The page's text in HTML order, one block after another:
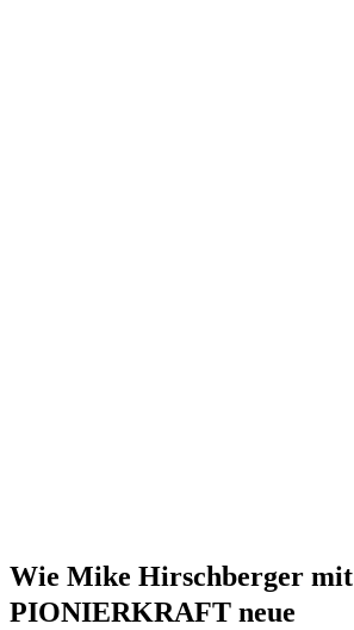
Wie Mike Hirschberger mit
PIONIERKRAFT neue